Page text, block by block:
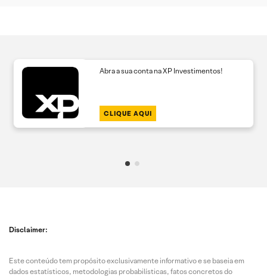
Abra a sua conta na XP Investimentos!
CLIQUE AQUI
Disclaimer:
Este conteúdo tem propósito exclusivamente informativo e se baseia em
dados estatísticos, metodologias probabilísticas, fatos concretos do